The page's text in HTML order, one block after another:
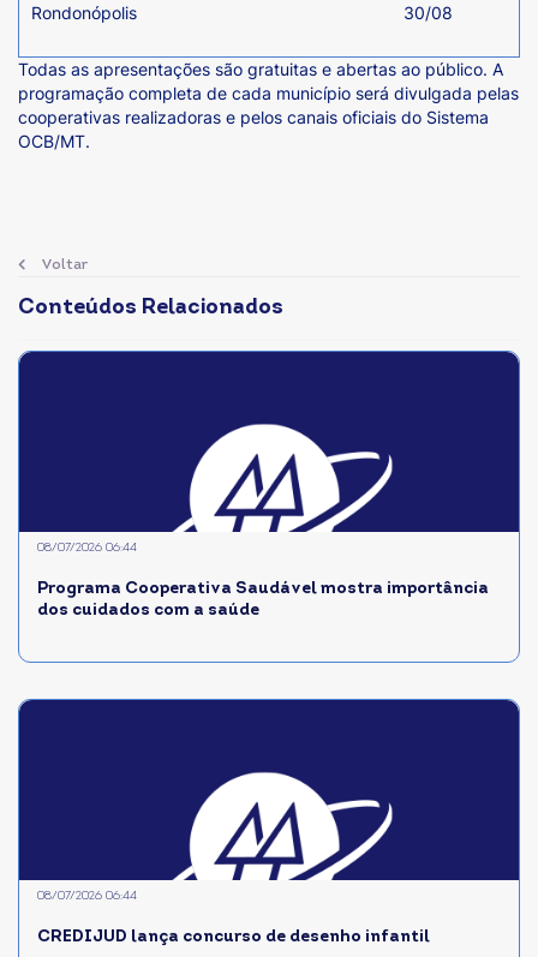
Rondonópolis 30/08
Todas as apresentações são gratuitas e abertas ao público. A
programação completa de cada município será divulgada pelas
cooperativas realizadoras e pelos canais oficiais do Sistema
OCB/MT.
Voltar
Conteúdos Relacionados
Programa Cooperativa Saudável mostra importância
dos cuidados com a saúde
08/07/2026 06:44
CREDIJUD lança concurso de desenho infantil
08/07/2026 06:44